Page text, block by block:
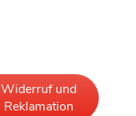
Widerruf und
Reklamation